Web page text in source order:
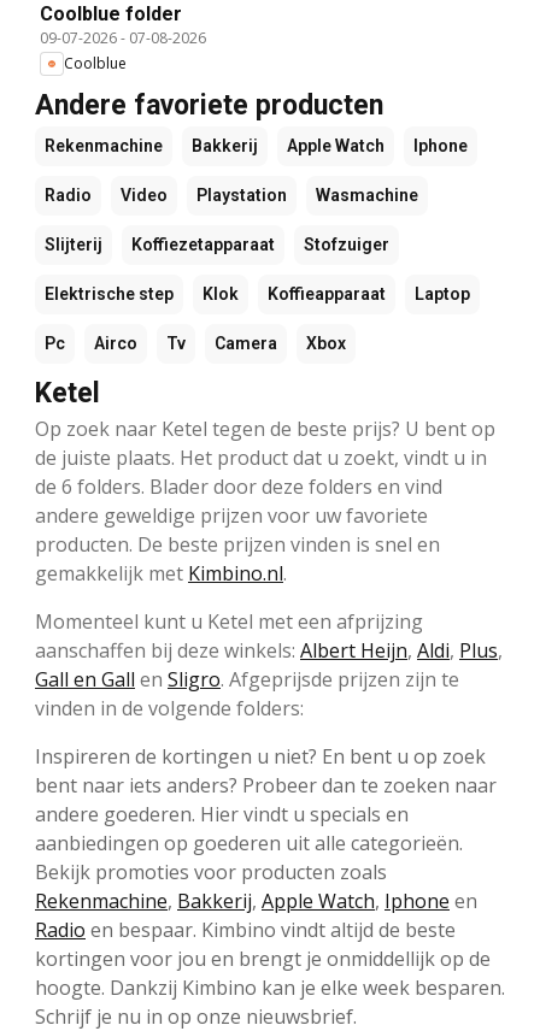
Coolblue folder
09-07-2026- 07-08-2026
Coolblue
Andere favoriete producten
Rekenmachine Bakkerij Apple Watch Iphone
Radio Video Playstation Wasmachine
Slijterij Koffiezetapparaat Stofzuiger
Elektrische step Klok Koffieapparaat Laptop
Pc Airco Tv Camera Xbox
Ketel
Op zoek naar Ketel tegen de beste prijs? U bent op
de juiste plaats. Het product dat u zoekt, vindt u in
de 6 folders. Blader door deze folders en vind
andere geweldige prijzen voor uw favoriete
producten. De beste prijzen vinden is snel en
gemakkelijk met Kimbino.nl.
Momenteel kunt u Ketel met een afprijzing
aanschaffen bij deze winkels: Albert Heijn, Aldi, Plus,
Gall en Gall en Sligro. Afgeprijsde prijzen zijn te
vinden in de volgende folders:
Inspireren de kortingen u niet? En bent u op zoek
bent naar iets anders? Probeer dan te zoeken naar
andere goederen. Hier vindt u specials en
aanbiedingen op goederen uit alle categorieën.
Bekijk promoties voor producten zoals
Rekenmachine, Bakkerij, Apple Watch, Iphone en
Radio en bespaar. Kimbino vindt altijd de beste
kortingen voor jou en brengt je onmiddellijk op de
hoogte. Dankzij Kimbino kan je elke week besparen.
Schrijf je nu in op onze nieuwsbrief.